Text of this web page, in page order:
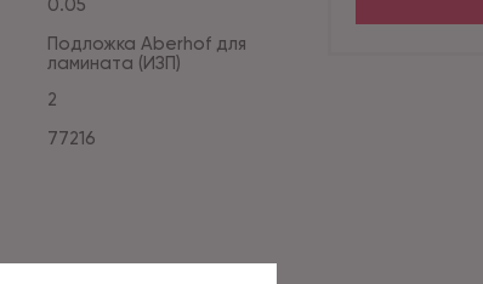
0.05
Подложка Aberhof для
ламината (ИЗП)
2
77216